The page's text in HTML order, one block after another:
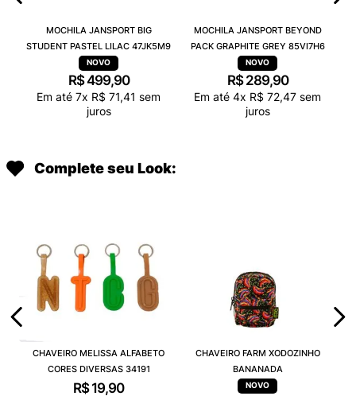
MOCHILA JANSPORT BIG
STUDENT PASTEL LILAC 47JK5M9
R$499,90
Em até 7x R$ 71,41 sem
juros
MOCHILA JANSPORT BEYOND
PACK GRAPHITE GREY 85VI7H6
R$ 289,90
Em até 4x R$ 72,47 sem
juros
Complete seu Look:
CHAVEIRO MELISSA ALFABETO
CORES DIVERSAS 34191
R$ 19,90
CHAVEIRO FARM XODOZINHO
BANANADA